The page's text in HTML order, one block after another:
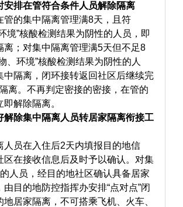
安排在管符合条件人员解除隔离
的集中隔离管理满8天，且符
境”核酸检测结果为阴性的人员，即
离；对集中隔离管理满5天但不足8
、环境”核酸检测结果为阴性的人
中隔离，闭环接转返回社区后继续完
离。不再判定密接的密接，在管的
解除隔离。
解除集中隔离人员转居家隔离衔接工
员在入住后2天内填报目的地信
区在接收信息后及时予以确认。对集
人员，经目的地社区确认具备居家
由目的地防控指挥办安排“点对点”闭
居家隔离，不可搭乘飞机、火车、